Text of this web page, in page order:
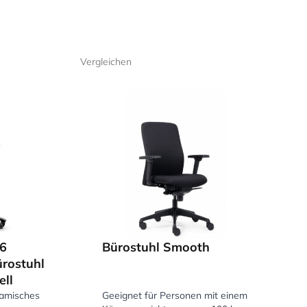
zu bieten.
Es ist
den Stuhl an
Vergleichen
Bürostuhl Smooth
Geeignet für Personen mit einem